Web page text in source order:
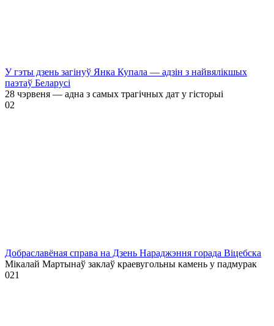
У гэты дзень загінуў Янка Купала — адзін з найвялікшых
паэтаў Беларусі
28 чэрвеня — адна з самых трагічных дат у гісторыі
02
Добраславёная справа на Дзень Нараджэння горада Віцебска
Мікалай Мартынаў заклаў краевугольны камень у падмурак
021